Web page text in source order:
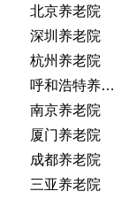
北京养老院
深圳养老院
杭州养老院
呼和浩特养老院
南京养老院
厦门养老院
成都养老院
三亚养老院